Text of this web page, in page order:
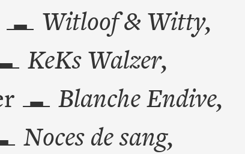
Witloof & Witty,
KeKs Walzer,
Blanche Endive,
Noces de sang,